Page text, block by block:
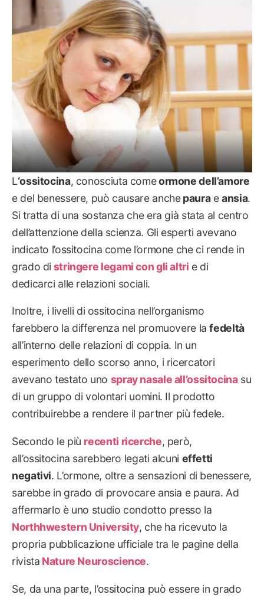
SALUTE
L‘ossitocina, conosciuta comeormone dell’amore
e del benessere, può causare anchepauraeansia.
Si tratta di una sostanza che era già stata al centro
dell’attenzione della scienza. Gli esperti avevano
indicato l’ossitocina come l’ormone che ci rende in
grado di stringere legami con gli altri e di
dedicarci alle relazioni sociali.
Inoltre, i livelli di ossitocina nell’organismo
farebbero la differenza nel promuovere lafedeltà
all’interno delle relazioni di coppia. In un
esperimento dello scorso anno, i ricercatori
avevano testato uno spray nasale all’ossitocinasu
di un gruppo di volontari uomini. Il prodotto
contribuirebbe a rendere il partner più fedele.
Secondo le più recenti ricerche, però,
all’ossitocina sarebbero legati alcuni effetti
negativi. L’ormone, oltre a sensazioni di benessere,
sarebbe in grado di provocare ansia e paura. Ad
affermarlo è uno studio condotto presso la
Northhwestern University, che ha ricevuto la
propria pubblicazione ufficiale tra le pagine della
rivista Nature Neuroscience.
Se, da una parte, l’ossitocina può essere in grado